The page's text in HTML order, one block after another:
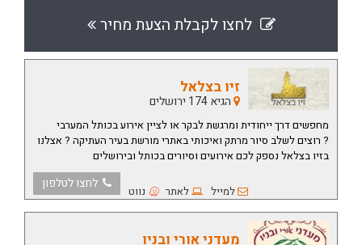
לחצו לקבלת הצעת מחיר
זיו בצלאל
הגיא 174 ירושלים
מחפשים דרך ייחודית ומרגשת לבקר או לציין אירוע בכותל המערבי
? רוצים לשלב סיור מרתק ואיכותי באתרי מורשת בעיר העתיקה ? אצלנו
בזיו בצלאל נספק לכם אירועים וסיורים בכותל ובירושלים
למייל לאתר נווט לחצו לטלפון
מעדני אורי ובניו